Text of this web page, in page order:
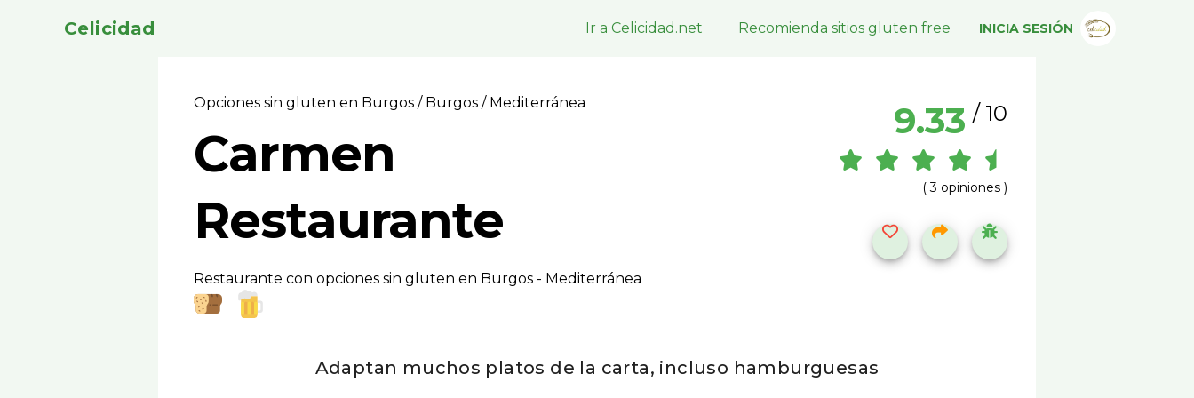
Celicidad Ir a Celicidad.net Recomienda sitios gluten free INICIA SESIÓN
Opciones sin gluten en Burgos/ Burgos / Mediterránea
Carmen
Restaurante
Restaurante con opciones sin gluten en Burgos - Mediterránea
9.33 / 10
( 3 opiniones )
Adaptan muchos platos de la carta, incluso hamburguesas